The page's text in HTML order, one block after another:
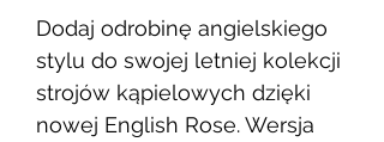
Dodaj odrobinę angielskiego
stylu do swojej letniej kolekcji
strojów kąpielowych dzięki
nowej English Rose. Wersja